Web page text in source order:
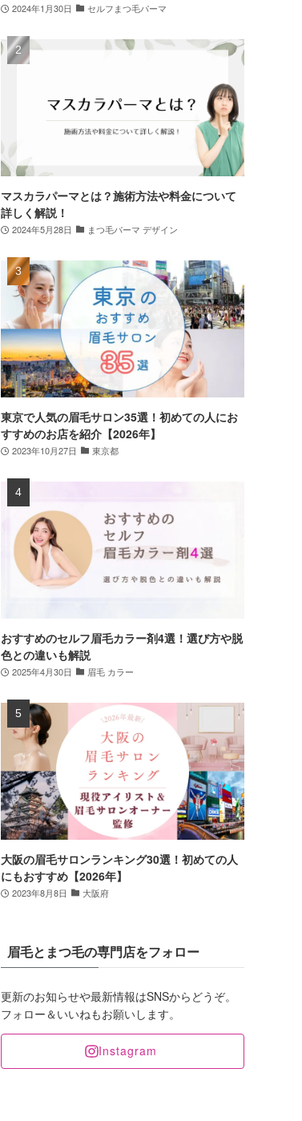
2024年1月30日 セルフまつ毛パーマ
マスカラパーマとは？施術方法や料金について
詳しく解説！
2024年5月28日 まつ毛パーマ デザイン
東京で人気の眉毛サロン35選！初めての人にお
すすめのお店を紹介【2026年】
2023年10月27日 東京都
おすすめのセルフ眉毛カラー剤4選！選び方や脱
色との違いも解説
2025年4月30日 眉毛 カラー
大阪の眉毛サロンランキング30選！初めての人
にもおすすめ【2026年】
2023年8月8日 大阪府
眉毛とまつ毛の専門店をフォロー
更新のお知らせや最新情報はSNSからどうぞ。
フォロー＆いいねもお願いします。
Instagram